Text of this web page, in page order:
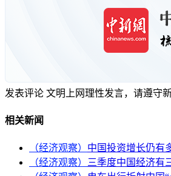
发表评论 文明上网理性发言，请遵守
相关新闻
（经济观察） 中国投资增长仍有
（经济观察）
三季度中国经济有